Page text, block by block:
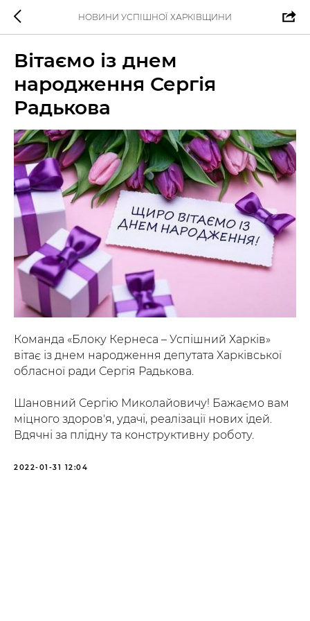
НОВИНИ УСПІШНОЇ ХАРКІВЩИНИ
Вітаємо із днем
народження Сергія
Радькова
Команда «Блоку Кернеса – Успішний Харків»
вітає із днем народження депутата Харківської
обласної ради Сергія Радькова.
Шановний Сергію Миколайовичу! Бажаємо вам
міцного здоров'я, удачі, реалізації нових ідей.
Вдячні за плідну та конструктивну роботу.
2022-01-31 12:04